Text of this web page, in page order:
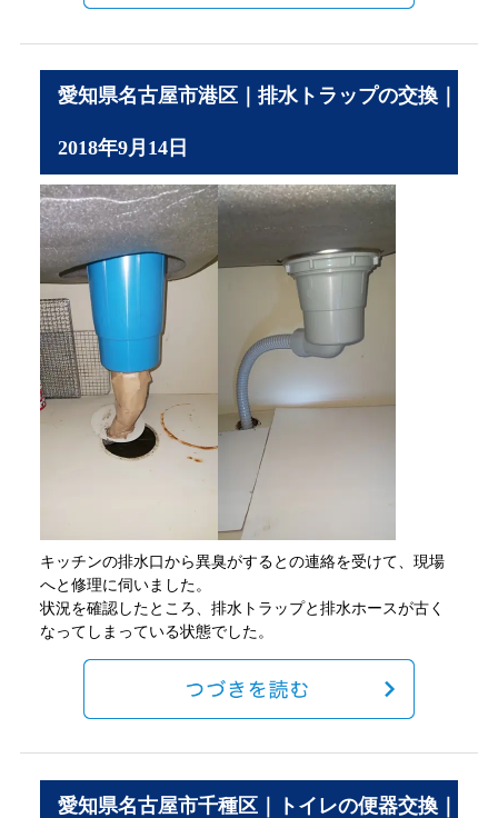
愛知県名古屋市港区｜排水トラップの交換｜
2018年9月14日
キッチンの排水口から異臭がするとの連絡を受けて、現場
へと修理に伺いました。
状況を確認したところ、排水トラップと排水ホースが古く
なってしまっている状態でした。
愛知県名古屋市千種区｜トイレの便器交換｜